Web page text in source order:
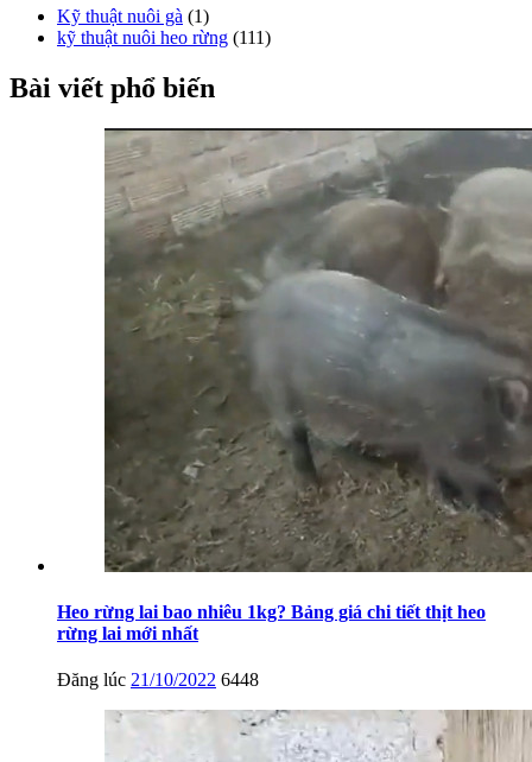
Kỹ thuật nuôi gà (1)
kỹ thuật nuôi heo rừng (111)
Bài viết phổ biến
Heo rừng lai bao nhiêu 1kg? Bảng giá chi tiết thịt heo
rừng lai mới nhất
Đăng lúc 21/10/2022 6448